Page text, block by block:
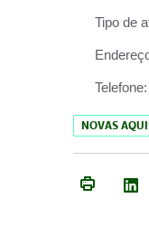
Tipo de
Telefone:
NOVAS